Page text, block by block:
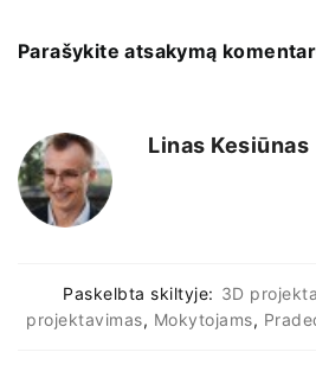
Parašykite atsakymą
Linas Kesiūnas
Paskelbta skiltyje: 3D
projektavimas, Mokytojams,